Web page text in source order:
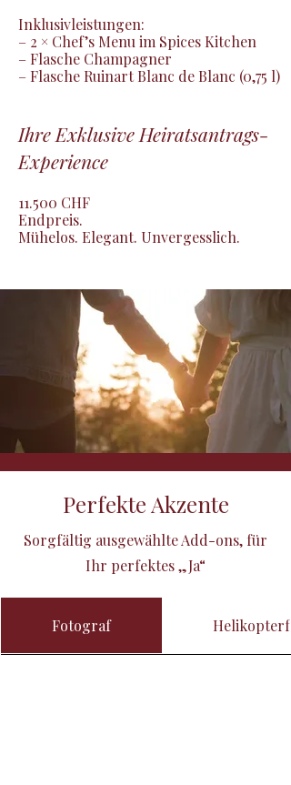
Inklusivleistungen:
– 2 × Chef’s Menu im Spices Kitchen
– Flasche Champagner
– Flasche Ruinart Blanc de Blanc (0,75 l)
Ihre Exklusive Heiratsantrags-
Experience
11.500 CHF
Endpreis.
Mühelos. Elegant. Unvergesslich.
Perfekte Akzente
Sorgfältig ausgewählte Add-ons, für
Ihr perfektes „Ja“
Fotograf